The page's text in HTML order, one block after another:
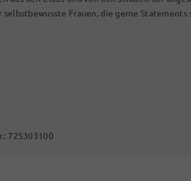
selbstbewusste Frauen, die gerne Statements
725303100